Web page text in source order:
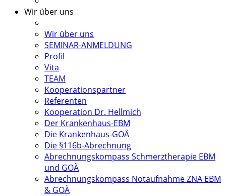
Wir über uns
Wir über uns
SEMINAR-ANMELDUNG
Profil
Vita
TEAM
Kooperationspartner
Referenten
Kooperation Dr. Hellmich
Der Krankenhaus-EBM
Die Krankenhaus-GOÄ
Die §116b-Abrechnung
Abrechnungskompass Schmerztherapie EBM
und GOÄ
Abrechnungskompass Notaufnahme ZNA EBM
& GOÄ